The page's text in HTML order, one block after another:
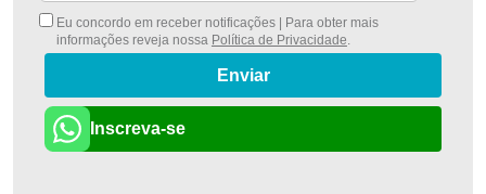
Eu concordo em receber notificações | Para obter mais
informações reveja nossa Política de Privacidade.
Enviar
Inscreva-se